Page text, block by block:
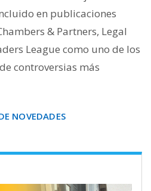
en publicaciones
& Partners, Legal
League como uno de los
controversias más
NOVEDADES